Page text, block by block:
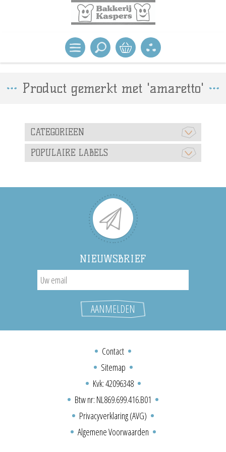
Product gemerkt met 'amaretto'
CATEGORIEEN
POPULAIRE LABELS
NIEUWSBRIEF
Contact
Sitemap
Kvk: 42096348
Btw nr: NL869.699.416.B01
Privacyverklaring (AVG)
Algemene Voorwaarden